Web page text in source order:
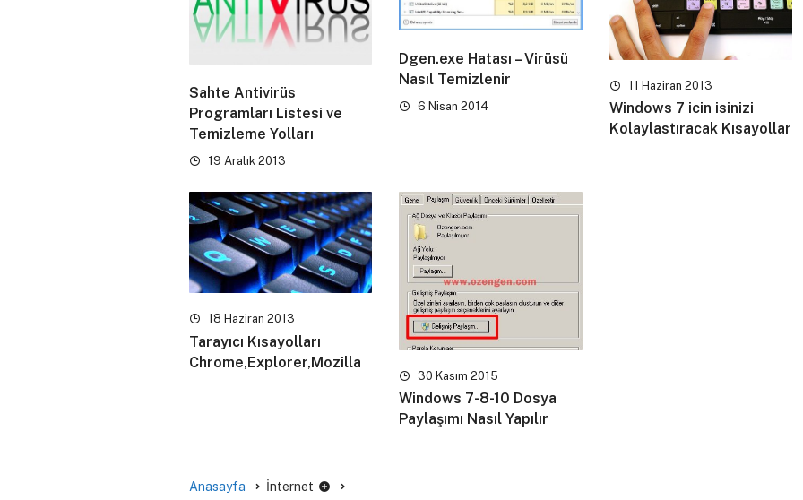
Sahte Antivirüs
Programları Listesi ve
Temizleme Yolları
19 Aralık 2013
Dgen.exe Hatası – Virüsü
Nasıl Temizlenir
6 Nisan 2014
11 Haziran 2013
Windows 7 icin isinizi
Kolaylastıracak Kısayollar
18 Haziran 2013
Tarayıcı Kısayolları
Chrome,Explorer,Mozilla
30 Kasım 2015
Windows 7-8-10 Dosya
Paylaşımı Nasıl Yapılır
Anasayfa İnternet